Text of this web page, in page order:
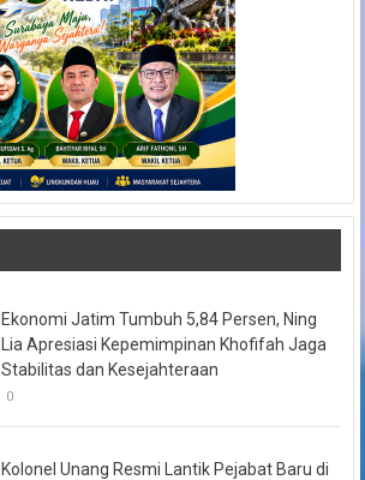
Ekonomi Jatim Tumbuh 5,84 Persen, Ning
Lia Apresiasi Kepemimpinan Khofifah Jaga
Stabilitas dan Kesejahteraan
0
Kolonel Unang Resmi Lantik Pejabat Baru di